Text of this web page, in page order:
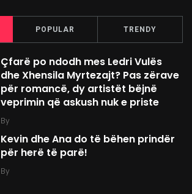
POPULAR TRENDY
Çfarë po ndodh mes Ledri Vulës
dhe Xhensila Myrtezajt? Pas zërave
për romancë, dy artistët bëjnë
veprimin që askush nuk e priste
By
Kevin dhe Ana do të bëhen prindër
për herë të parë!
By